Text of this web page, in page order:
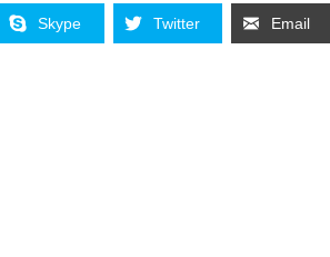
Skype Twitter Email